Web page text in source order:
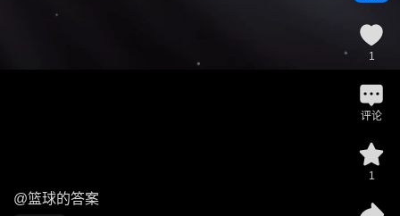
@篮球的答案
1
评论
1